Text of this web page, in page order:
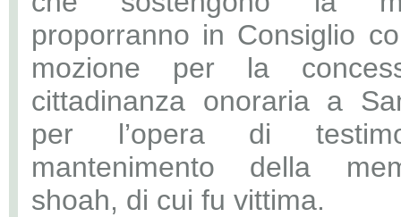
proporranno in Consiglio
mozione per la
cittadinanza onoraria a
per l’opera di
mantenimento della
shoah, di cui fu vittima.